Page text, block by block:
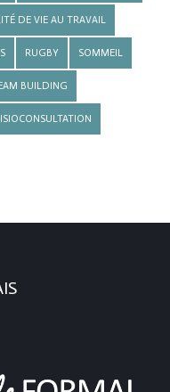
DE VIE AU TRAVAIL
RUGBY SOMMEIL
BUILDING